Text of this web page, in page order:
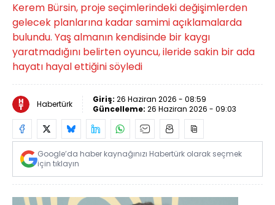
Kerem Bürsin, proje seçimlerindeki değişimlerden
gelecek planlarına kadar samimi açıklamalarda
bulundu. Yaş almanın kendisinde bir kaygı
yaratmadığını belirten oyuncu, ileride sakin bir ada
hayatı hayal ettiğini söyledi
Habertürk Giriş: 26 Haziran 2026 - 08:59
Güncelleme: 26 Haziran 2026 - 09:03
Google’da haber kaynağınızı Habertürk olarak seçmek
için tıklayın